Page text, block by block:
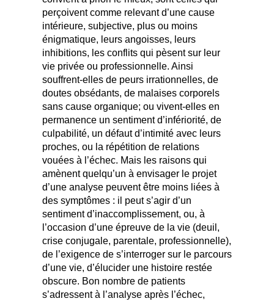
perçoivent comme relevant d’une cause
intérieure, subjective, plus ou moins
énigmatique, leurs angoisses, leurs
inhibitions, les conflits qui pèsent sur leur
vie privée ou professionnelle. Ainsi
souffrent-elles de peurs irrationnelles, de
doutes obsédants, de malaises corporels
sans cause organique; ou vivent-elles en
permanence un sentiment d’infériorité, de
culpabilité, un défaut d’intimité avec leurs
proches, ou la répétition de relations
vouées à l’échec. Mais les raisons qui
amènent quelqu’un à envisager le projet
d’une analyse peuvent être moins liées à
des symptômes : il peut s’agir d’un
sentiment d’inaccomplissement, ou, à
l’occasion d’une épreuve de la vie (deuil,
crise conjugale, parentale, professionnelle),
de l’exigence de s’interroger sur le parcours
d’une vie, d’élucider une histoire restée
obscure. Bon nombre de patients
s’adressent à l’analyse après l’échec,